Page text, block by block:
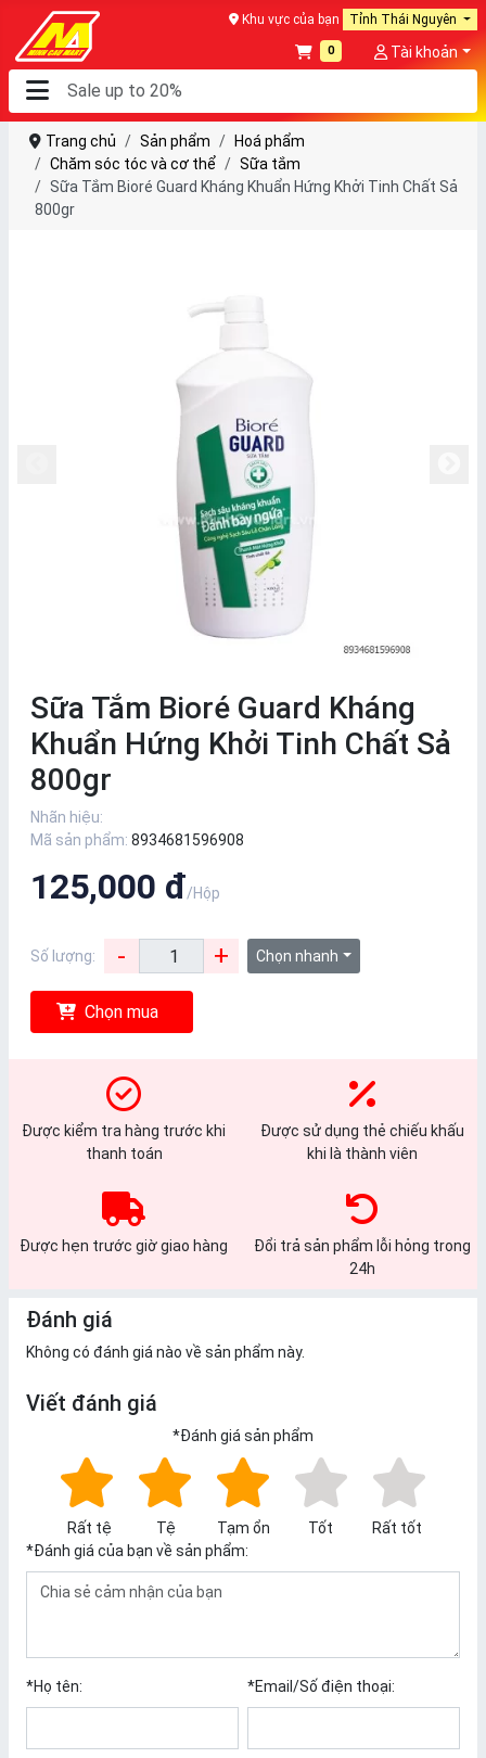
Khu vực của bạn Tỉnh Thái Nguyên
0 Tài khoản
Trang chủ Sản phẩm
Hoá phẩm
Chăm sóc tóc và cơ thể
Sữa tắm
Sữa Tắm Bioré Guard Kháng Khuẩn Hứng Khởi Tinh Chất Sả
800gr
Sữa Tắm Bioré Guard Kháng
Khuẩn Hứng Khởi Tinh Chất Sả
800gr
Nhãn hiệu:
Mã sản phẩm: 8934681596908
125,000 đ/Hộp
Số lượng: - + Chọn nhanh
Chọn mua
Được kiểm tra hàng trước khi
thanh toán
Được sử dụng thẻ chiếu khấu
khi là thành viên
Được hẹn trước giờ giao hàng
Đổi trả sản phẩm lỗi hỏng trong
24h
Đánh giá
Không có đánh giá nào về sản phẩm này.
Viết đánh giá
*Đánh giá sản phẩm
Rất tệ Tệ Tạm ổn Tốt
Rất tốt
*Đánh giá của bạn về sản phẩm:
*Họ tên: *Email/Số điện thoại: